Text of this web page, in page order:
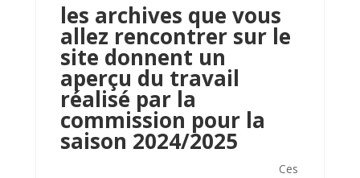
les archives que vous
allez rencontrer sur le
site donnent un
aperçu du travail
réalisé par la
commission pour la
saison 2024/2025
Ces